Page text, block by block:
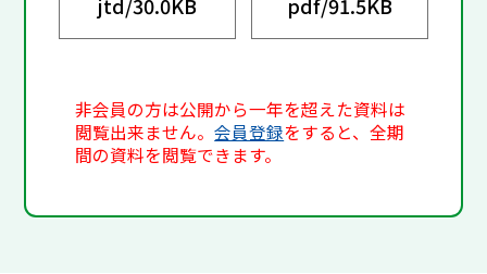
非会員の方は公開から一年を超えた資料は
閲覧出来ません。会員登録をすると、全期
間の資料を閲覧できます。